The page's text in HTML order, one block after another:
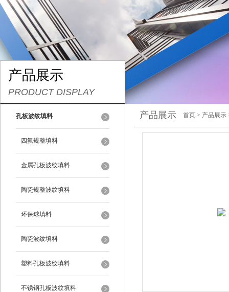
产品展示
PRODUCT DISPLAY
孔板波纹填料
四氟规整填料
金属孔板波纹填料
陶瓷规整波纹填料
环保球填料
陶瓷波纹填料
塑料孔板波纹填料
不锈钢孔板波纹填料
产品展示 首页 > 产品展示